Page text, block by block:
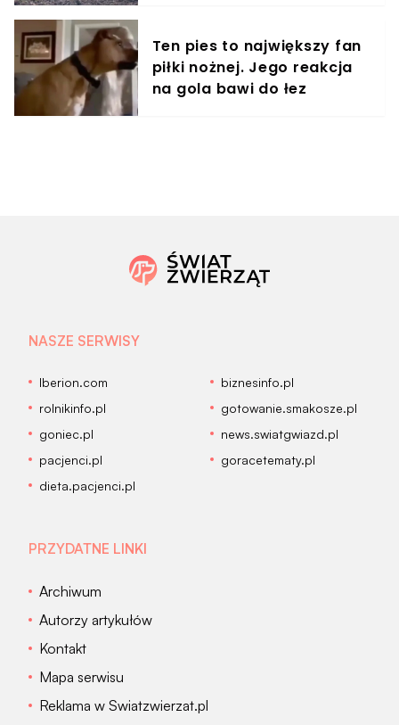
Ten pies to największy fan
piłki nożnej. Jego reakcja
na gola bawi do łez
NASZE SERWISY
Iberion.com
biznesinfo.pl
rolnikinfo.pl
gotowanie.smakosze.pl
goniec.pl
news.swiatgwiazd.pl
pacjenci.pl
goracetematy.pl
dieta.pacjenci.pl
PRZYDATNE LINKI
Archiwum
Autorzy artykułów
Kontakt
Mapa serwisu
Reklama w Swiatzwierzat.pl